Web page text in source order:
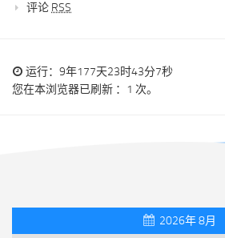
评论 RSS
运行：9年177天23时43分7秒
您在本浏览器已刷新 ：1 次。
2026年 8月